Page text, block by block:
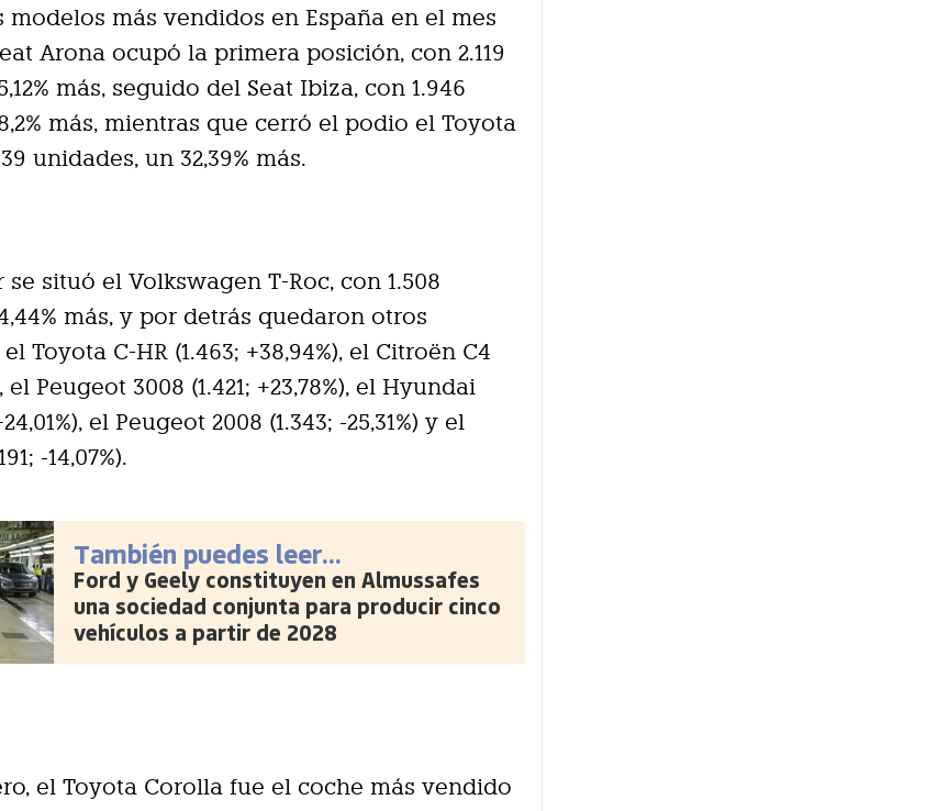
modelos más vendidos en España en el mes
Arona ocupó la primera posición, con 2.119
más, seguido del Seat Ibiza, con 1.946
más, mientras que cerró el podio el Toyota
unidades, un 32,39% más.
situó el Volkswagen T-Roc, con 1.508
más, y por detrás quedaron otros
Toyota C-HR (1.463; +38,94%), el Citroën C4
el Peugeot 3008 (1.421; +23,78%), el Hyundai
el Peugeot 2008 (1.343; -25,31%) y el
-14,07%).
También puedes leer...
Ford y Geely constituyen en Almussafes
una sociedad conjunta para producir cinco
vehículos a partir de 2028
el Toyota Corolla fue el coche más vendido